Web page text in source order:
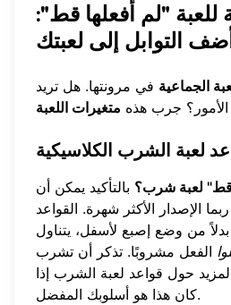
للعبة "لم أفعلها قط":
الجماعية في مرونتها. هل تريد
الأمور؟ جرب هذه متغيرات اللعبة
لعبة الشرب الكلاسيكية
قط" لعبة شرب؟ بالتأكيد يمكن أن
الإصدار الأكثر شهرة. القواعد
من وضع إصبع لأسفل، يتناول
الفعل مشروبًا. تذكر أن تشرب
حول قواعد لعبة الشرب إذا
كان هذا هو أسلوبك المفضل.